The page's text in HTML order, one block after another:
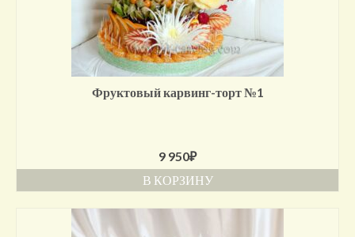
Фруктовый карвинг-торт №1
9 950₽
В КОРЗИНУ